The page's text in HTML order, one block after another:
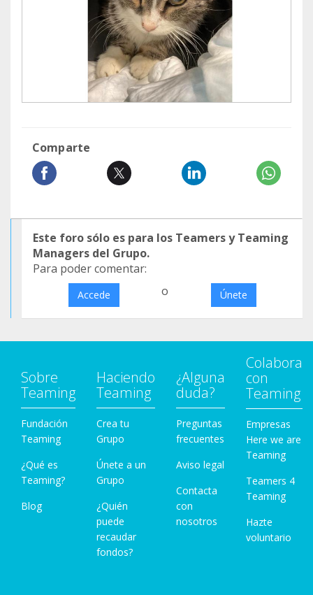
Comparte
Este foro sólo es para los Teamers y Teaming
Managers del Grupo.
Para poder comentar:
Accede o Únete
Sobre
Teaming
Fundación
Teaming
¿Qué es
Teaming?
Blog
Haciendo
Teaming
Crea tu
Grupo
Únete a un
Grupo
¿Quién
puede
recaudar
fondos?
¿Alguna
duda?
Preguntas
frecuentes
Aviso legal
Contacta
con
nosotros
Colabora
con
Teaming
Empresas
Here we are
Teaming
Teamers 4
Teaming
Hazte
voluntario